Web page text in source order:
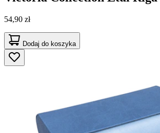
54,90 zł
Dodaj do koszyka